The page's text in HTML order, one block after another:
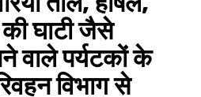
घाटी जैसे
वाले पर्यटकों के
विभाग से